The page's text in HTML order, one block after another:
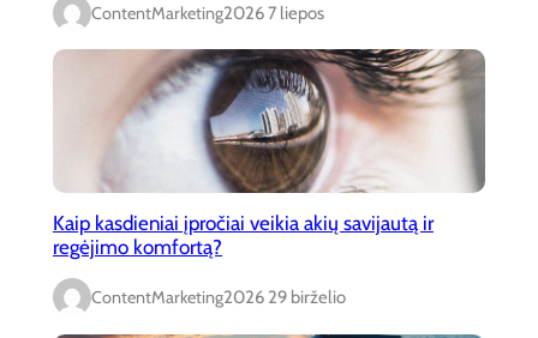
ContentMarketing2026 7 liepos
Kaip kasdieniai įpročiai veikia akių savijautą ir
regėjimo komfortą?
ContentMarketing2026 29 birželio